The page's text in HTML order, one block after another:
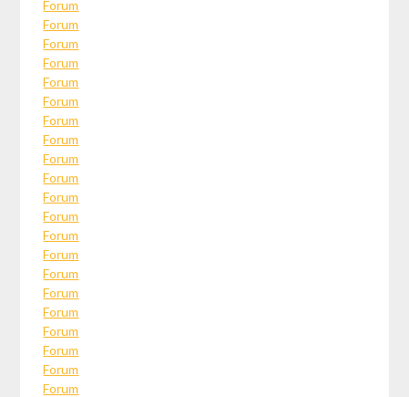
Forum
Forum
Forum
Forum
Forum
Forum
Forum
Forum
Forum
Forum
Forum
Forum
Forum
Forum
Forum
Forum
Forum
Forum
Forum
Forum
Forum